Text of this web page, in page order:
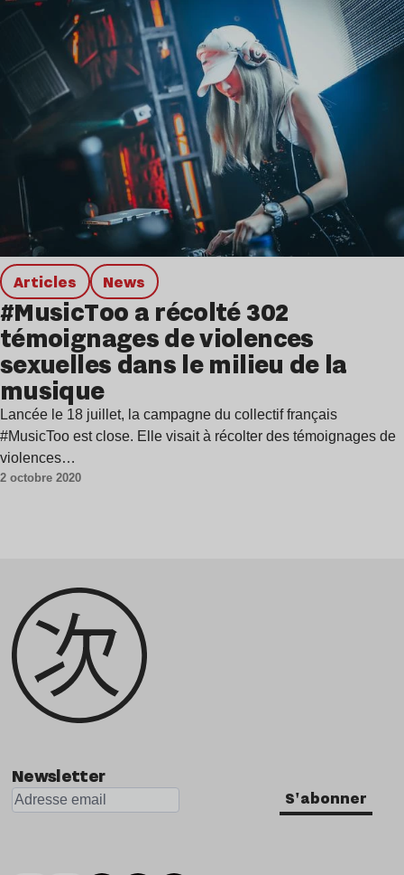
Articles news
#MusicToo a récolté 302
témoignages de violences
sexuelles dans le milieu de la
musique
Lancée le 18 juillet, la campagne du collectif français
#MusicToo est close. Elle visait à récolter des témoignages de
violences…
2 octobre 2020
Newsletter
S'abonner